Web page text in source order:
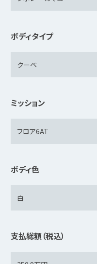
ボディタイプ
ミッション
ボディ色
支払総額（税込）